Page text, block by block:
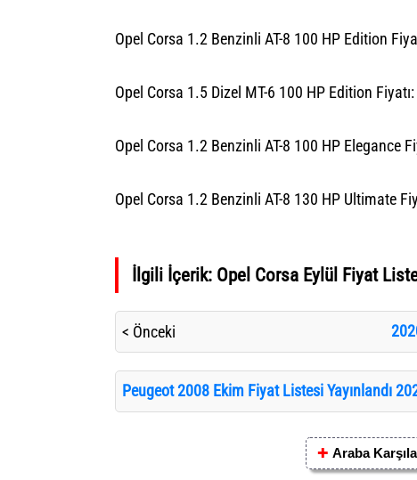
Opel Corsa 1.2 Benzinli AT-8 100 HP Edition
Opel Corsa 1.5 Dizel MT-6 100 HP Edition Fiyatı:
Opel Corsa 1.2 Benzinli AT-8 100 HP Elegance
Opel Corsa 1.2 Benzinli AT-8 130 HP Ultimate
İlgili İçerik: Opel Corsa Eylül Fiyat
< Önceki
Peugeot 2008 Ekim Fiyat Listesi Yayınlandı
✚ Araba